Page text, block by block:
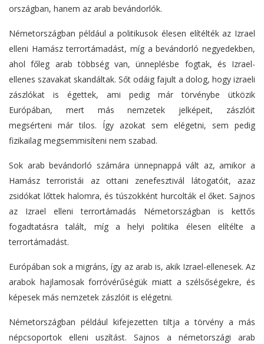
országban, hanem az arab bevándorlók.
Németországban például a politikusok élesen elítélték az Izrael
elleni Hamász terrortámadást, míg a bevándorló negyedekben,
ahol főleg arab többség van, ünneplésbe fogtak, és Izrael-
ellenes szavakat skandáltak. Sőt odáig fajult a dolog, hogy izraeli
zászlókat is égettek, ami pedig már törvénybe ütközik
Európában, mert más nemzetek jelképeit, zászlóit
megsérteni már tilos. Így azokat sem elégetni, sem pedig
fizikailag megsemmisíteni nem szabad.
Sok arab bevándorló számára ünnepnappá vált az, amikor a
Hamász terroristái az ottani zenefesztivál látogatóit, azaz
zsidókat lőttek halomra, és túszokként hurcolták el őket. Sajnos
az Izrael elleni terrortámadás Németországban is kettős
fogadtatásra talált, míg a helyi politika élesen elítélte a
terrortámadást.
Európában sok a migráns, így az arab is, akik Izrael-ellenesek. Az
arabok hajlamosak forróvérűségük miatt a szélsőségekre, és
képesek más nemzetek zászlóit is elégetni.
Németországban például kifejezetten tiltja a törvény a más
népcsoportok elleni uszítást. Sajnos a németországi arab